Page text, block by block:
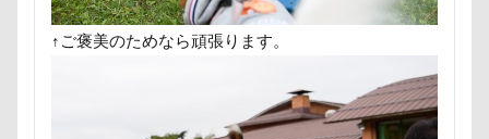
↑ご褒美のためなら頑張ります。
接触冷感
接待係 指輪
抱っこ紐
抜け毛取りクリーナー
抜け毛
手作りケーキ
所沢航空記念公園 所沢市
房総